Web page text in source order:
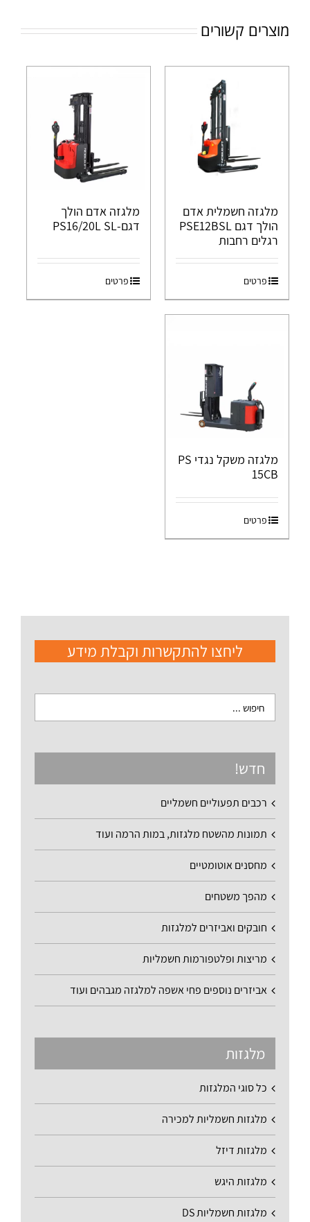
מוצרים קשורים
מלגזה חשמלית אדם
הולך דגם PSE12BSL
רגלים רחבות
פרטים
מלגזה אדם הולך
דגם-PS16/20L SL
פרטים
מלגזה משקל נגדי PS
15CB
פרטים
ליחצו להתקשרות וקבלת מידע
חדש!
רכבים תפעוליים חשמליים
תמונות מהשטח מלגזות, במות הרמה ועוד
מחסנים אוטומטיים
מהפך משטחים
חובקים ואביזרים למלגזות
מריצות ופלטפורמות חשמליות
אביזרים נוספים פחי אשפה למלגזה מגבהים ועוד
מלגזות
כל סוגי המלגזות
מלגזות חשמליות למכירה
מלגזות דיזל
מלגזות היגש
מלגזות חשמליות DS